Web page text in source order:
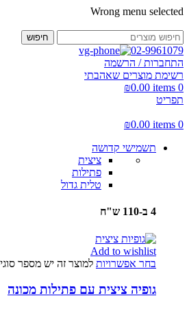
Wrong menu selected
חיפוש
02-9961079
התחברות / הרשמה
רשימת מוצרים שאהבתי
0
items
₪0.00
תפריט
0
items
₪0.00
תשמישי קדושה
ציצית
פתילות
טלית גדול
4 ב-110 ש"ח
Add to wishlist
בחר אפשרויות למוצר זה יש מספר
גופיה ציצית עם פתילות מכונה